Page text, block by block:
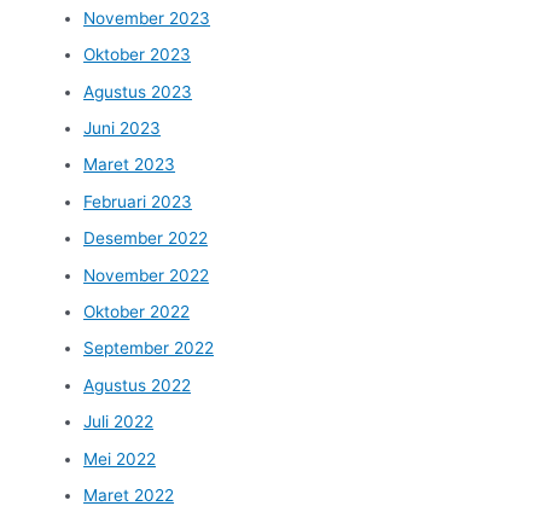
November 2023
Oktober 2023
Agustus 2023
Juni 2023
Maret 2023
Februari 2023
Desember 2022
November 2022
Oktober 2022
September 2022
Agustus 2022
Juli 2022
Mei 2022
Maret 2022